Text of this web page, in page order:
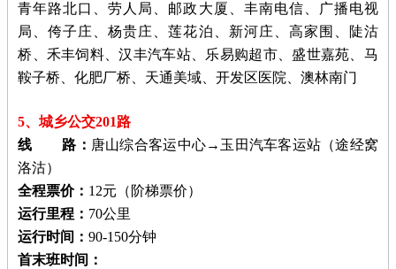
青年路北口、劳人局、邮政大厦、丰南电信、广播电视
局、侉子庄、杨贵庄、莲花泊、新河庄、高家围、陡沽
桥、禾丰饲料、汉丰汽车站、乐易购超市、盛世嘉苑、马
鞍子桥、化肥厂桥、天通美域、开发区医院、澳林南门
5、城乡公交201路
线 路： 唐山综合客运中心→玉田汽车客运站（途经窝
洛沽）
全程票价： 12元（阶梯票价）
运行里程： 70公里
运行时间：90-150分钟
首末班时间：